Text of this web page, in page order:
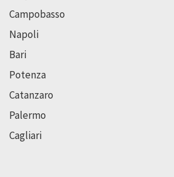
Campobasso
Napoli
Bari
Potenza
Catanzaro
Palermo
Cagliari